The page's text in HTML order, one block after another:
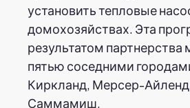
установить тепловые
домохозяйствах. Эта
результатом
пятью соседними
Киркланд, Мерсер-
Саммамиш.